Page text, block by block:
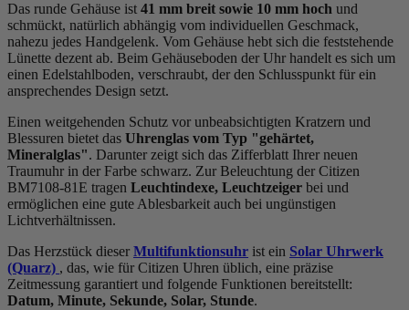
Das runde Gehäuse ist 41 mm breit sowie 10 mm hoch und
schmückt, natürlich abhängig vom individuellen Geschmack,
nahezu jedes Handgelenk. Vom Gehäuse hebt sich die feststehende
Lünette dezent ab. Beim Gehäuseboden der Uhr handelt es sich um
einen Edelstahlboden, verschraubt, der den Schlusspunkt für ein
ansprechendes Design setzt.
Einen weitgehenden Schutz vor unbeabsichtigten Kratzern und
Blessuren bietet das Uhrenglas vom Typ "gehärtet,
Mineralglas". Darunter zeigt sich das Zifferblatt Ihrer neuen
Traumuhr in der Farbe schwarz. Zur Beleuchtung der Citizen
BM7108-81E tragen Leuchtindexe, Leuchtzeiger bei und
ermöglichen eine gute Ablesbarkeit auch bei ungünstigen
Lichtverhältnissen.
Das Herzstück dieser Multifunktionsuhr ist ein Solar Uhrwerk
(Quarz) , das, wie für Citizen Uhren üblich, eine präzise
Zeitmessung garantiert und folgende Funktionen bereitstellt:
Datum, Minute, Sekunde, Solar, Stunde.